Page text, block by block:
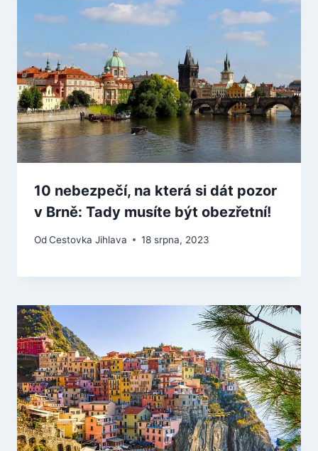
10 nebezpečí, na která si dát pozor
v Brně: Tady musíte být obezřetní!
OdCestovka Jihlava 18 srpna, 2023